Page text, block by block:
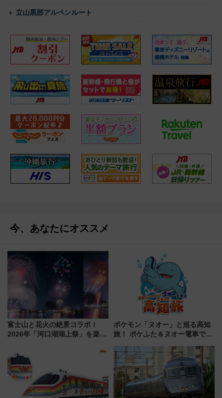
立山黒部アルペンルート
今、あなたにオススメ
富士山と花火の絶景コラボ！
2026年「河口湖湖上祭」を楽し
ススメ
ポケモン「ヌオー」と巡る高知
旅！ ポケふた＆ヌオー電車で楽
路の絶景と絶品グルメを満喫！
（7月18日スタート）